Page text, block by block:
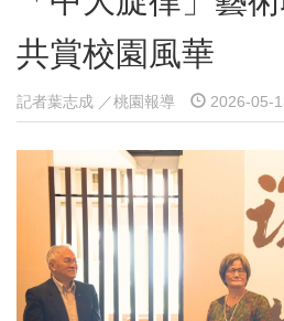
共賞校園風華
記者葉志成 ／桃園報導 2026-05-